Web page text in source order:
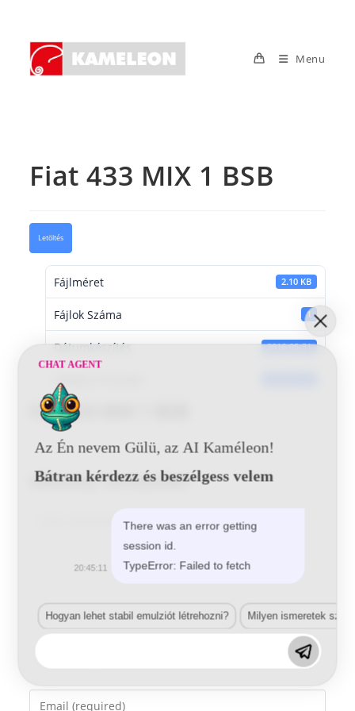
content
Menu
Fiat 433 MIX 1 BSB
Letöltés
Fájlméret 2.10 KB
Fájlok Száma 1
Dátumkészítés 2016-05-31
Utoljára frissített
Fiat 433 MIX 1 BSB
Vélemény, hozzászólás?
your
name
Enter
CHAT AGENT
Az Én nevem Gülü, az AI Kaméleon!
Bátran kérdezz és beszélgess velem
There was an error getting
session id.
TypeError: Failed to fetch
20:45:11
Hogyan lehet stabil emulziót létrehozni? Milyen ismeretek